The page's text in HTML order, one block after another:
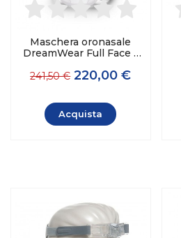
Maschera oronasale
DreamWear Full Face -
241,50 € 220,00 €
Acquista